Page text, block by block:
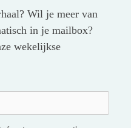
Wil je meer van
in je mailbox?
wekelijkse